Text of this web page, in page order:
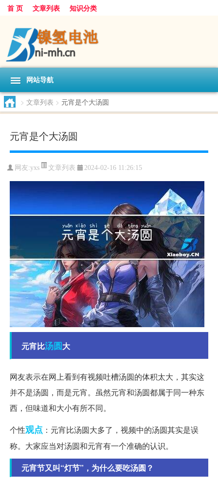
首 页 文章列表 知识分类
网站导航
> 文章列表 > 元宵是个大汤圆
元宵是个大汤圆
网友:yxs 文章列表 2024-02-16 11:26:15
元宵比汤圆大
网友表示在网上看到有视频吐槽汤圆的体积太大，其实这
并不是汤圆，而是元宵。虽然元宵和汤圆都属于同一种东
西，但味道和大小有所不同。
个性观点 ：元宵比汤圆大多了，视频中的汤圆其实是误
称。大家应当对汤圆和元宵有一个准确的认识。
元宵节又叫“灯节”，为什么要吃汤圆？